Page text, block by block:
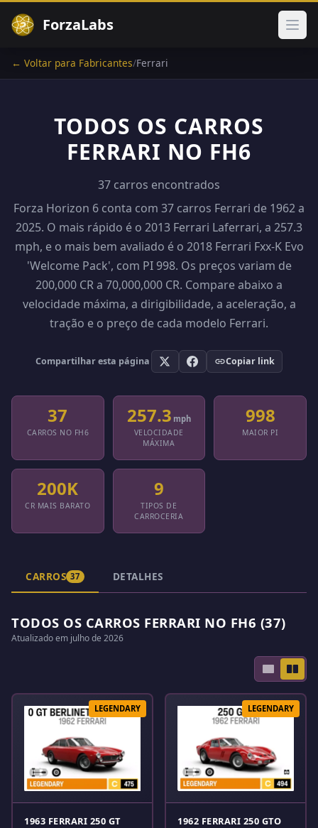
ForzaLabs
← Voltar para Fabricantes/Ferrari
TODOS OS CARROS
FERRARI NO FH6
37 carros encontrados
Forza Horizon 6 conta com 37 carros Ferrari de 1962 a
2025. O mais rápido é o 2013 Ferrari Laferrari, a 257.3
mph, e o mais bem avaliado é o 2018 Ferrari Fxx-K Evo
'Welcome Pack', com PI 998. Os preços variam de
200,000 CR a 70,000,000 CR. Compare abaixo a
velocidade máxima, a dirigibilidade, a aceleração, a
tração e o preço de cada modelo Ferrari.
Compartilhar esta página Copiar link
37
CARROS NO FH6
257.3 mph
VELOCIDADE
MÁXIMA
998
MAIOR PI
200K
CR MAIS BARATO
9
TIPOS DE
CARROCERIA
CARROS 37 DETALHES
TODOS OS CARROS FERRARI NO FH6 (37)
Atualizado em julho de 2026
LEGENDARY
1963 FERRARI 250 GT
LEGENDARY
1962 FERRARI 250 GTO